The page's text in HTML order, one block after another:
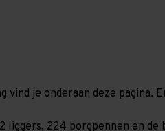
vind je onderaan deze pagina.
liggers, 224 borgpennen en